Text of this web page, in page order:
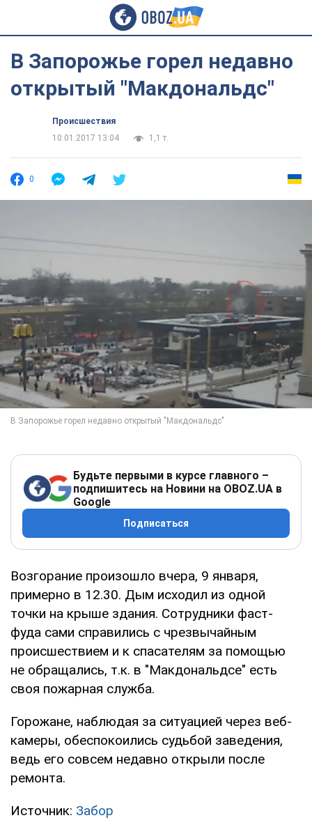
В Запорожье горел недавно
открытый "Макдональдс"
Происшествия
10.01.2017 13:04
1,1 т.
0
Будьте первыми в курсе главного –
подпишитесь на Новини на OBOZ.UA в
Google
Подписаться
Возгорание произошло вчера, 9 января,
примерно в 12.30. Дым исходил из одной
точки на крыше здания. Сотрудники фаст-
фуда сами справились с чрезвычайным
происшествием и к спасателям за помощью
не обращались, т.к. в "Макдональдсе" есть
своя пожарная служба.
Горожане, наблюдая за ситуацией через веб-
камеры, обеспокоились судьбой заведения,
ведь его совсем недавно открыли после
ремонта.
Источник: Забор